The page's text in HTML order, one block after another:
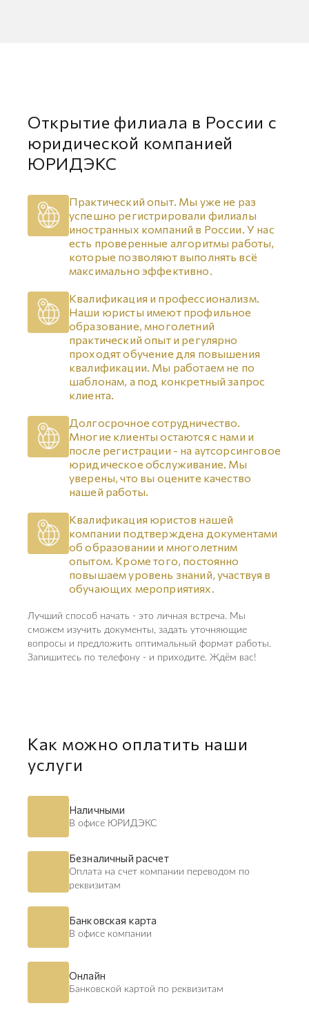
Открытие филиала в России с
юридической компанией
ЮРИДЭКС
Практический опыт. Мы уже не раз
успешно регистрировали филиалы
иностранных компаний в России. У нас
есть проверенные алгоритмы работы,
которые позволяют выполнять всё
максимально эффективно.
Квалификация и профессионализм.
Наши юристы имеют профильное
образование, многолетний
практический опыт и регулярно
проходят обучение для повышения
квалификации. Мы работаем не по
шаблонам, а под конкретный запрос
клиента.
Долгосрочное сотрудничество.
Многие клиенты остаются с нами и
после регистрации - на аутсорсинговое
юридическое обслуживание. Мы
уверены, что вы оцените качество
нашей работы.
Квалификация юристов нашей
компании подтверждена документами
об образовании и многолетним
опытом. Кроме того, постоянно
повышаем уровень знаний, участвуя в
обучающих мероприятиях.
Лучший способ начать - это личная встреча. Мы
сможем изучить документы, задать уточняющие
вопросы и предложить оптимальный формат работы.
Запишитесь по телефону - и приходите. Ждём вас!
Как можно оплатить наши
услуги
Наличными
В офисе ЮРИДЭКС
Безналичный расчет
Оплата на счет компании переводом по
реквизитам
Банковская карта
В офисе компании
Онлайн
Банковской картой по реквизитам